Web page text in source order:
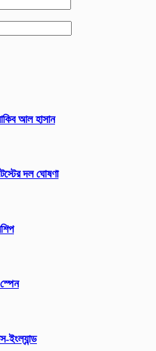
আল হাসান
দল ঘোষণা
ইংল্যান্ড